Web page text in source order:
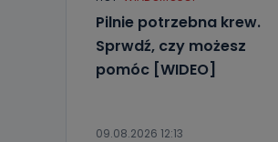
Pilnie potrzebna krew.
Sprwdź, czy możesz
pomóc [WIDEO]
09.08.2026 12:13